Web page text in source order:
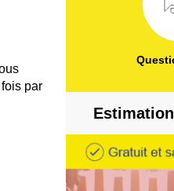
par